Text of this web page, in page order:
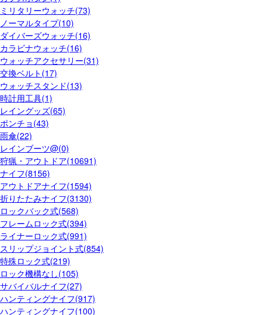
ミリタリーウォッチ(73)
ノーマルタイプ(10)
ダイバーズウォッチ(16)
カラビナウォッチ(16)
ウォッチアクセサリー(31)
交換ベルト(17)
ウォッチスタンド(13)
時計用工具(1)
レイングッズ(65)
ポンチョ(43)
雨傘(22)
レインブーツ@(0)
狩猟・アウトドア(10691)
ナイフ(8156)
アウトドアナイフ(1594)
折りたたみナイフ(3130)
ロックバック式(568)
フレームロック式(394)
ライナーロック式(991)
スリップジョイント式(854)
特殊ロック式(219)
ロック機構なし(105)
サバイバルナイフ(27)
ハンティングナイフ(917)
ハンティングナイフ(100)